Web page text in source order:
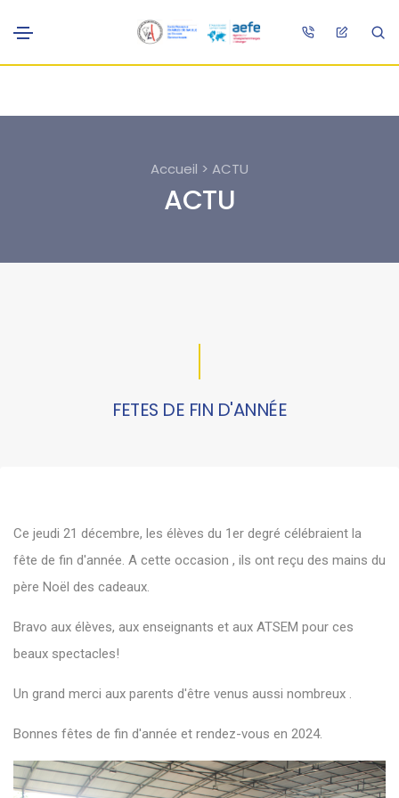
Accueil > ACTU
ACTU
FETES DE FIN D'ANNÉE
Ce jeudi 21 décembre, les élèves du 1er degré célébraient la
fête de fin d'année. A cette occasion , ils ont reçu des mains du
père Noël des cadeaux.
Bravo aux élèves, aux enseignants et aux ATSEM pour ces
beaux spectacles!
Un grand merci aux parents d'être venus aussi nombreux .
Bonnes fêtes de fin d'année et rendez-vous en 2024.